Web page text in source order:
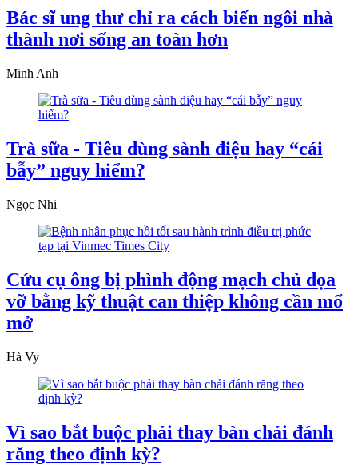
Bác sĩ ung thư chỉ ra cách biến ngôi nhà
thành nơi sống an toàn hơn
Minh Anh
Trà sữa - Tiêu dùng sành điệu hay “cái
bẫy” nguy hiểm?
Ngọc Nhi
Cứu cụ ông bị phình động mạch chủ dọa
vỡ bằng kỹ thuật can thiệp không cần mổ
mở
Hà Vy
Vì sao bắt buộc phải thay bàn chải đánh
răng theo định kỳ?